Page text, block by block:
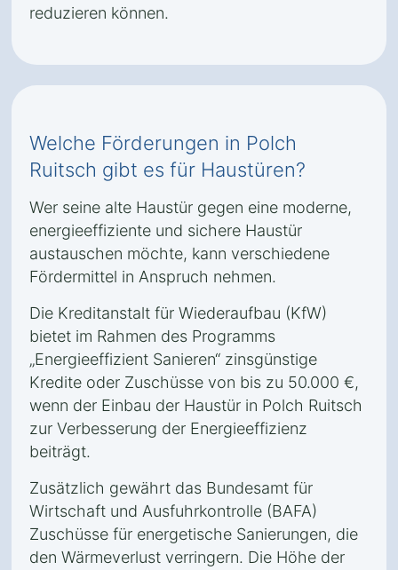
reduzieren können.
Welche Förderungen in Polch
Ruitsch gibt es für Haustüren?
Wer seine alte Haustür gegen eine moderne,
energieeffiziente und sichere Haustür
austauschen möchte, kann verschiedene
Fördermittel in Anspruch nehmen.
Die Kreditanstalt für Wiederaufbau (KfW)
bietet im Rahmen des Programms
„Energieeffizient Sanieren“ zinsgünstige
Kredite oder Zuschüsse von bis zu 50.000 €,
wenn der Einbau der Haustür in Polch Ruitsch
zur Verbesserung der Energieeffizienz
beiträgt.
Zusätzlich gewährt das Bundesamt für
Wirtschaft und Ausfuhrkontrolle (BAFA)
Zuschüsse für energetische Sanierungen, die
den Wärmeverlust verringern. Die Höhe der